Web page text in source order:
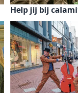
Help jij bij